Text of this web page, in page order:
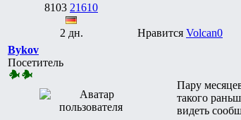
8103 21610
2 дн.
Нравится Volcan0
Bykov
Посетитель
Пару
такого
видеть